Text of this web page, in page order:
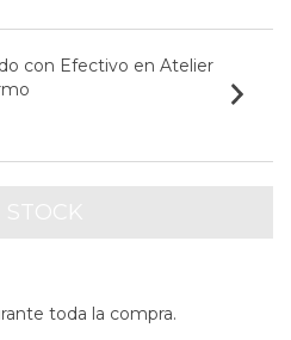
con Efectivo en Atelier
toda la compra.